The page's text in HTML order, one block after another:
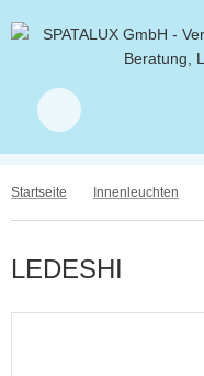
Startseite Innenleuchten
LEDESHI